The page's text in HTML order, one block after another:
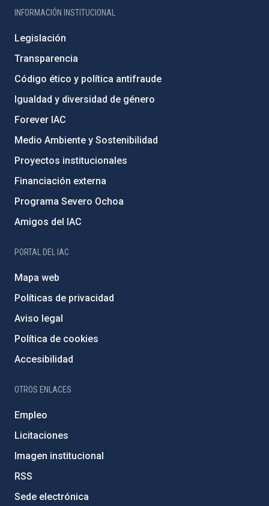
INFORMACIÓN INSTITUCIONAL
Legislación
Transparencia
Código ético y política antifraude
Igualdad y diversidad de género
Forever IAC
Medio Ambiente y Sostenibilidad
Proyectos institucionales
Financiación externa
Programa Severo Ochoa
Amigos del IAC
PORTAL DEL IAC
Mapa web
Políticas de privacidad
Aviso legal
Política de cookies
Accesibilidad
OTROS ENLACES
Empleo
Licitaciones
Imagen institucional
RSS
Sede electrónica